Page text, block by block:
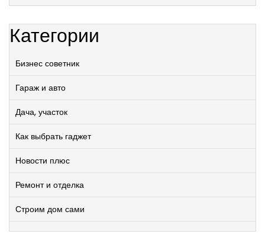
Категории
Бизнес советник
Гараж и авто
Дача, участок
Как выбрать гаджет
Новости плюс
Ремонт и отделка
Строим дом сами